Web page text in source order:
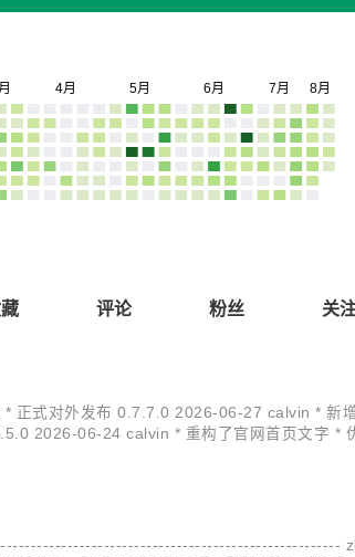
评论 粉丝 关
正式对外发布 0.7.7.0 2026-06-27 calvin *
2026-06-24 calvin * 重构了官网首页文字 *